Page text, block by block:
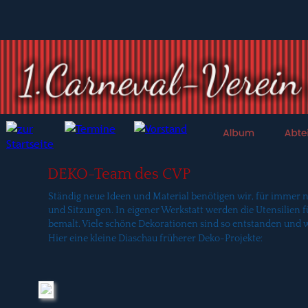
DEKO-Team des CVP
Ständig neue Ideen und Material benötigen wir, für immer
und Sitzungen. In eigener Werkstatt werden die Utensilien
bemalt. Viele schöne Dekorationen sind so entstanden und
Hier eine kleine Diaschau früherer Deko-Projekte: